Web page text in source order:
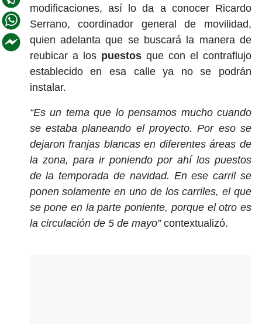
modificaciones, así lo da a conocer Ricardo
Serrano, coordinador general de movilidad,
quien adelanta que se buscará la manera de
reubicar a los puestosque con el contraflujo
establecido en esa calle ya no se podrán
instalar.
“Es un tema que lo pensamos mucho cuando
se estaba planeando el proyecto. Por eso se
dejaron franjas blancas en diferentes áreas de
la zona, para ir poniendo por ahí los puestos
de la temporada de navidad. En ese carril se
ponen solamente en uno de los carriles, el que
se pone en la parte poniente, porque el otro es
la circulación de 5 de mayo”contextualizó.